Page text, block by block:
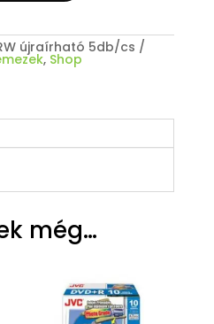
újraírható 5db/cs
, Shop
még…